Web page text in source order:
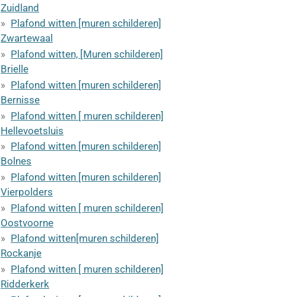
Zuidland
Plafond witten [muren schilderen]
Zwartewaal
Plafond witten, [Muren schilderen]
Brielle
Plafond witten [muren schilderen]
Bernisse
Plafond witten [ muren schilderen]
Hellevoetsluis
Plafond witten [muren schilderen]
Bolnes
Plafond witten [muren schilderen]
Vierpolders
Plafond witten [ muren schilderen]
Oostvoorne
Plafond witten[muren schilderen]
Rockanje
Plafond witten [ muren schilderen]
Ridderkerk